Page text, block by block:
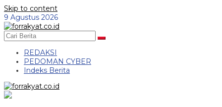
Skip to content
9 Agustus 2026
REDAKSI
PEDOMAN CYBER
Indeks Berita